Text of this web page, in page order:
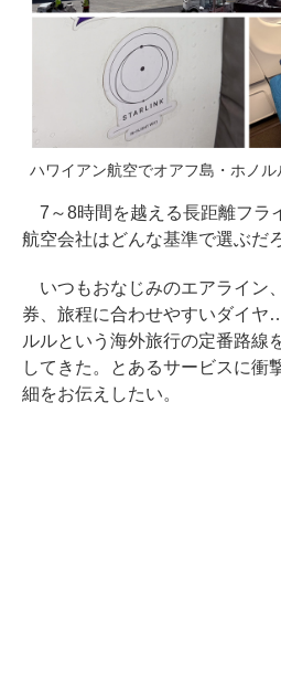
ハワイアン航空でオアフ島・ホノル
7～8時間を越える長距離フラ
航空会社はどんな基準で選ぶだ
いつもおなじみのエアライン
券、旅程に合わせやすいダイ
ルルという海外旅行の定番路線
してきた。とあるサービスに衝
細をお伝えしたい。